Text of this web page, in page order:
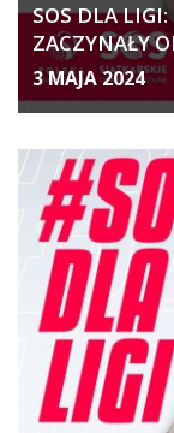
SOS DLA
ZACZYNAŁY
3 MAJA 2024